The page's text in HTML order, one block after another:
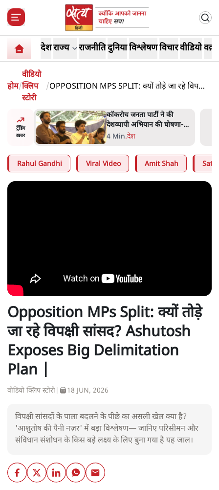
देशराज्य राजनीतिदुनियाविश्लेषणविचारवीडियो
होम/
वीडियो
क्लिप
स्टोरी
/OPPOSITION MPS SPLIT: क्यों तोड़े जा रहे विपक्षी
DELIMITATION PLAN |
ट्रेंडिंग
ख़बर
BJP और मोदी ‘गॉडफादर’ भागवत
की Gen Z पर सलाह मानेंः
अभिजीत दिपके
5 Min.देश
Rahul Gandhi Viral Video Amit Shah
Opposition MPs Split: क्यों तोड़े
जा रहे विपक्षी सांसद? Ashutosh
Exposes Big Delimitation
Plan |
वीडियो क्लिप स्टोरी 18 JUN, 2026
विपक्षी सांसदों के पाला बदलने के पीछे का असली खेल क्या है?
'आशुतोष की पैनी नज़र' में बड़ा विश्लेषण— जानिए परिसीमन और
संविधान संशोधन के किस बड़े लक्ष्य के लिए बुना गया है यह जाल।